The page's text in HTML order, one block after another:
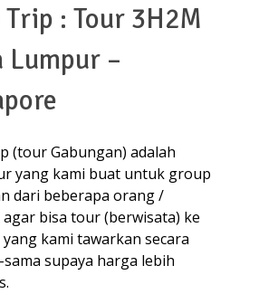
Trip : Tour 3H2M
Lumpur –
(tour Gabungan) adalah
yang kami buat untuk group
dari beberapa orang /
bisa tour (berwisata) ke
kami tawarkan secara
supaya harga lebih